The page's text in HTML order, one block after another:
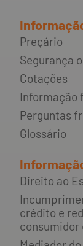
Preçário
Segurança
Cotações
Informação
Perguntas
Glossário
Direito ao
crédito e
consumidor